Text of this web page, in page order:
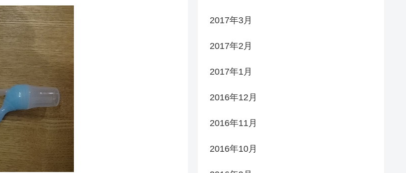
2017年3月
2017年2月
2017年1月
2016年12月
2016年11月
2016年10月